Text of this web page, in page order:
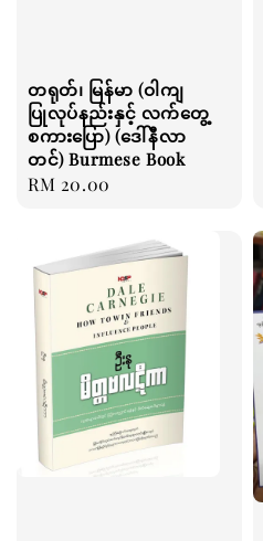
တရုတ်၊ မြန်မာ (ဝါကျ
ပြုလုပ်နည်းနှင့် လက်တွေ့
စကားပြော) (ဒေါ်နီလာ
တင်) Burmese Book
Regular
RM 20.00